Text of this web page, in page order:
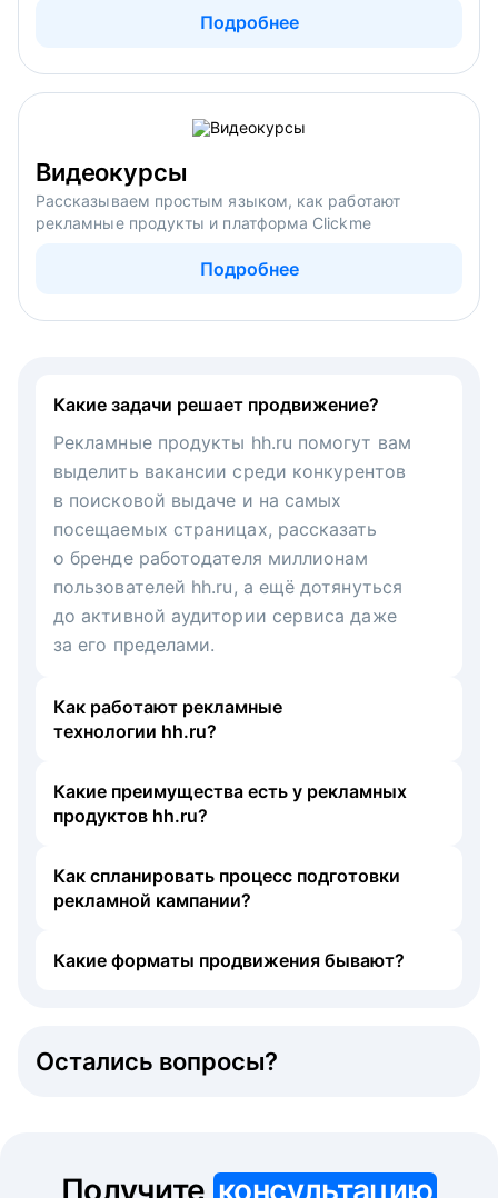
Подробнее
Видеокурсы
Рассказываем простым языком, как работают
рекламные продукты и платформа Clickme
Подробнее
Какие задачи решает продвижение?
Рекламные продукты hh.ru помогут вам
выделить вакансии среди конкурентов
в поисковой выдаче и на самых
посещаемых страницах, рассказать
о бренде работодателя миллионам
пользователей hh.ru, а ещё дотянуться
до активной аудитории сервиса даже
за его пределами.
Как работают рекламные
технологии hh.ru?
Какие преимущества есть у рекламных
продуктов hh.ru?
Как спланировать процесс подготовки
рекламной кампании?
Какие форматы продвижения бывают?
Остались вопросы?
Получите консультацию